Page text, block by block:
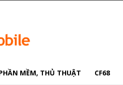
MỀM, THỦ THUẬT CF68